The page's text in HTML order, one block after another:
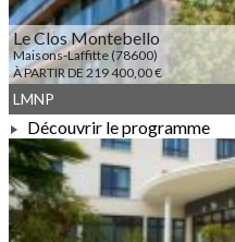
Le Clos Montebello
Maisons-Laffitte (78600)
À PARTIR DE 219 400,00 €
À PARTIR DE 219 400,00 €
LMNP
Découvrir le programme